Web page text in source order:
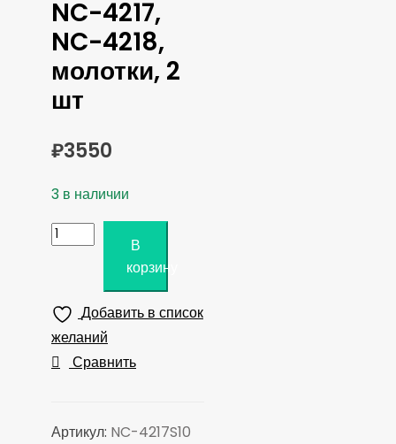
NC-4217,
NC-4218,
молотки, 2
шт
₽3550
3 в наличии
Количество
SEVEN
Ремкомплект
для
4217,
В
корзину
Добавить в список
желаний
Сравнить
Артикул: NC-4217S10